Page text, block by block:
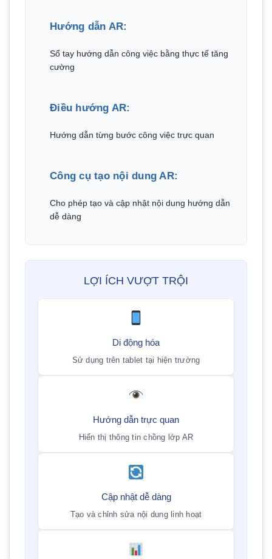
Hướng dẫn AR:
Sổ tay hướng dẫn công việc bằng thực tế tăng
cường
Điều hướng AR:
Hướng dẫn từng bước công việc trực quan
Công cụ tạo nội dung AR:
Cho phép tạo và cập nhật nội dung hướng dẫn
dễ dàng
LỢI ÍCH VƯỢT TRỘI
Di động hóa
Sử dụng trên tablet tại hiện trường
Hướng dẫn trực quan
Hiển thị thông tin chồng lớp AR
Cập nhật dễ dàng
Tạo và chỉnh sửa nội dung linh hoạt